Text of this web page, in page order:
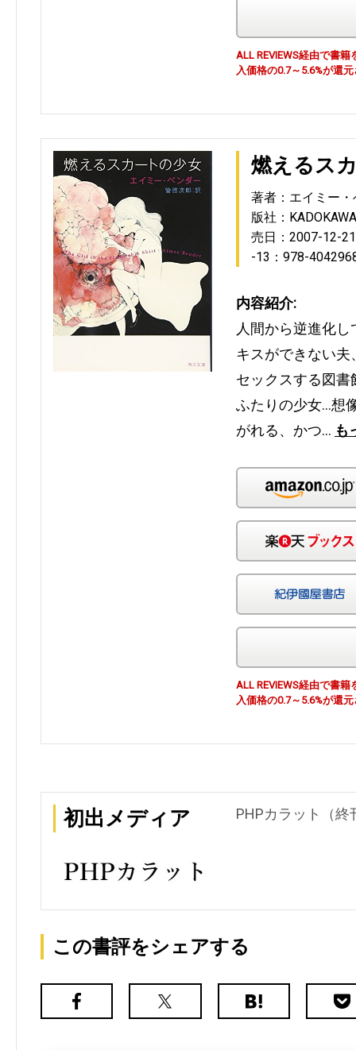
ALL REVIEWS経由で書
入価格の0.7～5.6%が還
燃えるス
著者：エイミー
版社：KADOKAWA
売日：2007-12-21
-13：978-
内容紹介:
人間から逆進化
キスができない
セックスする図
ふたりの少女…想
がれる、かつ… も
ALL REVIEWS経由で書
入価格の0.7～5.6%が還
初出メディア PHPカラット（終
この書評をシェアする
Facebook
X（旧
は